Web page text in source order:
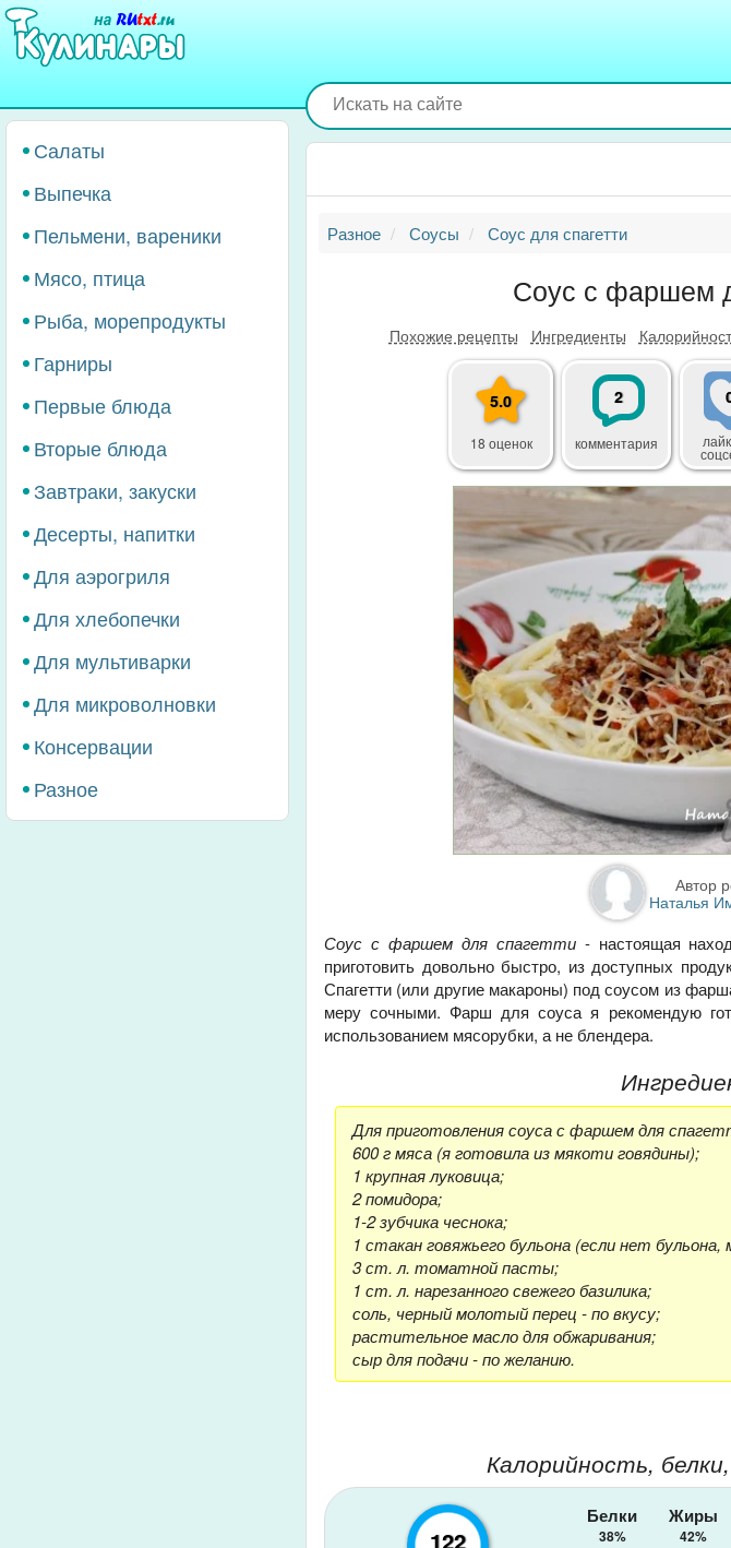
Перейти
основному
Салаты
Выпечка
Пельмени, вареники
Мясо, птица
Рыба, морепродукты
Гарниры
Первые блюда
Вторые блюда
Завтраки, закуски
Десерты, напитки
Для аэрогриля
Для хлебопечки
Для мультиварки
Для микроволновки
Консервации
Разное
Разное Соусы Соус для спагетти
Соус с фаршем
Похожие рецепты Ингредиенты
5.0
18 оценок
2
комментария
Автор
Наталья
Соус с фаршем для спагетти- настоящая
приготовить довольно быстро, из доступных
Спагетти (или другие макароны) под соусом из
меру сочными. Фарш для соуса я рекомендую
использованием мясорубки, а не блендера.
Для приготовления соуса с фаршем для
600 г мяса (я готовила из мякоти говядины);
1 крупная луковица;
2 помидора;
1-2 зубчика чеснока;
1 стакан говяжьего бульона (если нет
3 ст. л. томатной пасты;
1 ст. л. нарезанного свежего базилика;
соль, черный молотый перец - по вкусу;
растительное масло для обжаривания;
сыр для подачи - по желанию.
Калорийность,
122
Белки
38%
Жиры
42%